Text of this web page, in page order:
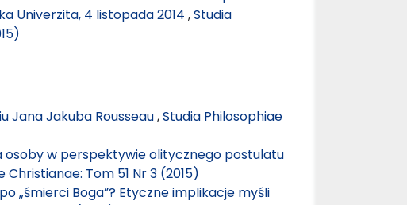
Univerzita, 4 listopada 2014 ,Studia
Jana Jakuba Rousseau,Studia Philosophiae
w perspektywie olitycznego postulatu
Christianae: Tom 51 Nr 3 (2015)
„śmierci Boga”? Etyczne implikacje myśli